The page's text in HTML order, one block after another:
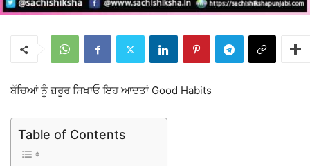
ਬੱਚਿਆਂ ਨੂੰ ਜ਼ਰੂਰ ਸਿਖਾਓ ਇਹ ਆਦਤਾਂ Good Habits
Table of Contents